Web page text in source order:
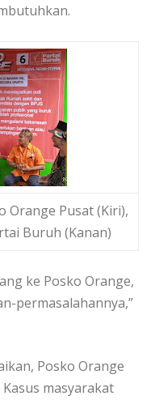
Orange Pusat (Kiri),
Buruh (Kanan)
ke Posko Orange,
permasalahannya,”
Posko Orange
masyarakat